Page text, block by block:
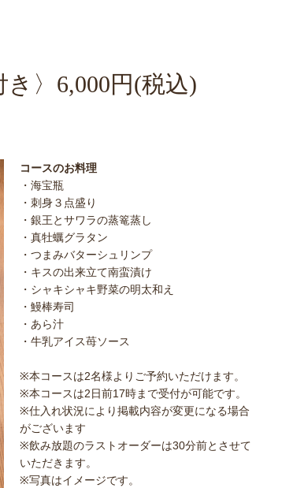
〉6,000円(税込)
コースのお料理
・海宝瓶
・刺身３点盛り
・銀王とサワラの蒸篭蒸し
・真牡蠣グラタン
・つまみバターシュリンプ
・キスの出来立て南蛮漬け
・シャキシャキ野菜の明太和え
・鰻棒寿司
・あら汁
・牛乳アイス苺ソース
※本コースは2名様よりご予約いただけます。
※本コースは2日前17時まで受付が可能です。
※仕入れ状況により掲載内容が変更になる場合
がございます
※飲み放題のラストオーダーは30分前とさせて
いただきます。
※写真はイメージです。